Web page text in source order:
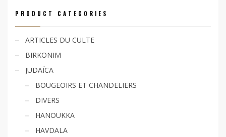
PRODUCT CATEGORIES
ARTICLES DU CULTE
BIRKONIM
JUDAÏCA
BOUGEOIRS ET CHANDELIERS
DIVERS
HANOUKKA
HAVDALA